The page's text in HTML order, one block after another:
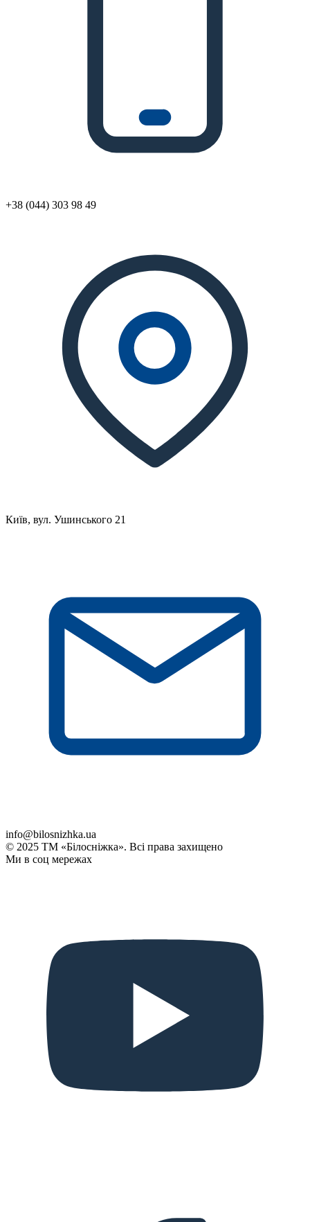
+38 (044) 303 98 49
Київ, вул. Ушинського 21
info@bilosnizhka.ua
© 2025 ТМ «Білосніжка». Всі права захищено
Ми в соц мережах